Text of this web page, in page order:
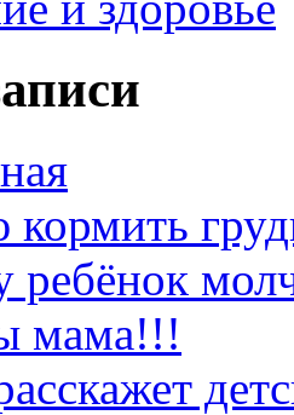
кормить
ребёнок
мама!!!